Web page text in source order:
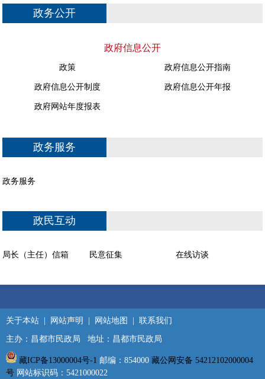
政务公开
政府信息公开
政策 政府信息公开指南
政府信息公开制度 政府信息公开年报
政府网站年度报表
政务服务
政务服务
政民互动
局长（主任）信箱 民意征集 在线访谈
关于本站 网站声明 网站地图 联系我们
主办：昌都市民政局 地址：昌都市民政局
藏ICP备13000004号-1 邮编：854000 藏公网安备 54212102000004
号 网站标识码：5421000022